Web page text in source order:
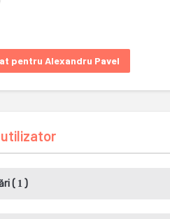
pentru Alexandru Pavel
( 1 )